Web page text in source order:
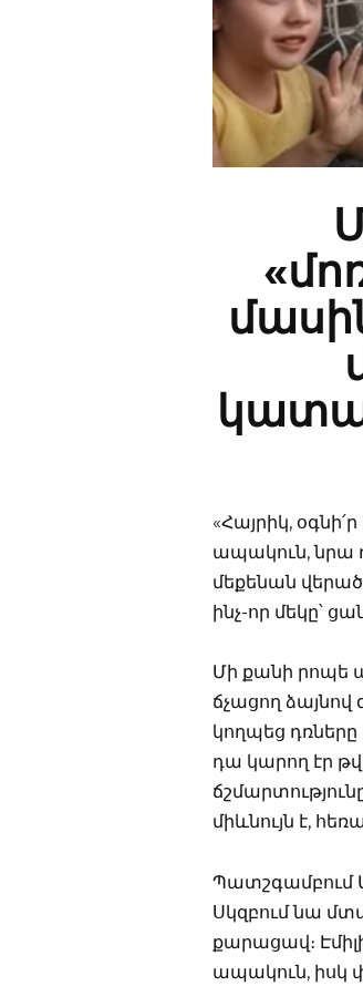
«Հայրիկ,
ապակուն, նրա
մեքենան
ինչ-որ մեկը՝
Մի քանի րոպե
ճչացող
կողպեց
դա կարող էր
միևնույն է,
Պատշգամբում
Սկզբում նա
քարացավ։
ապակուն, իսկ